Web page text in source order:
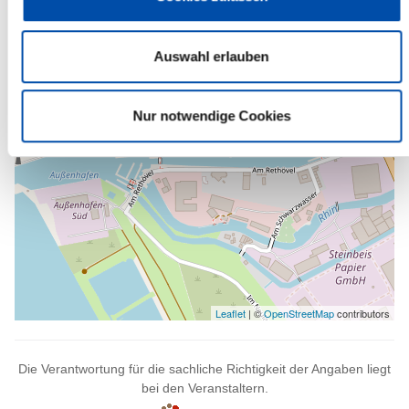
Auswahl erlauben
Nur notwendige Cookies
Leaflet | ©OpenStreetMapcontributors
Die Verantwortung für die sachliche Richtigkeit der Angaben liegt
bei den Veranstaltern.